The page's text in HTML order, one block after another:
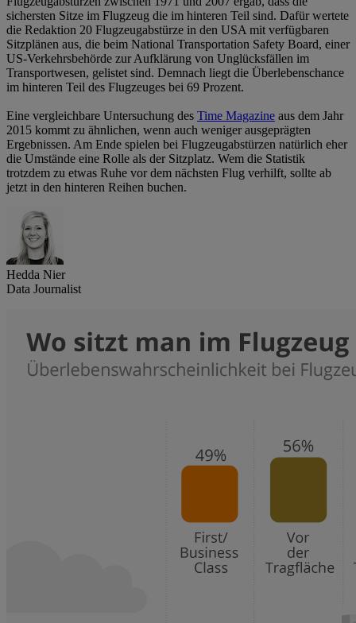
sichersten Sitze im Flugzeug die im hinteren Teil sind. Dafür wertete
die Redaktion 20 Flugzeugabstürze in den USA mit verfügbaren
Sitzplänen aus, die beim National Transportation Safety Board, einer
US-Verkehrsbehörde zur Aufklärung von Unglücksfällen im
Transportwesen, gelistet sind. Demnach liegt die Überlebenschance
im hinteren Teil des Flugzeuges bei 69 Prozent.
Eine vergleichbare Untersuchung des Time Magazine aus dem Jahr
2015 kommt zu ähnlichen, wenn auch weniger ausgeprägten
Ergebnissen. Am Ende spielen bei Flugzeugabstürzen natürlich eher
die Umstände eine Rolle als der Sitzplatz. Wem die Statistik
trotzdem zu etwas Ruhe vor dem nächsten Flug verhilft, sollte ab
jetzt in den hinteren Reihen buchen.
Hedda Nier
Data Journalist